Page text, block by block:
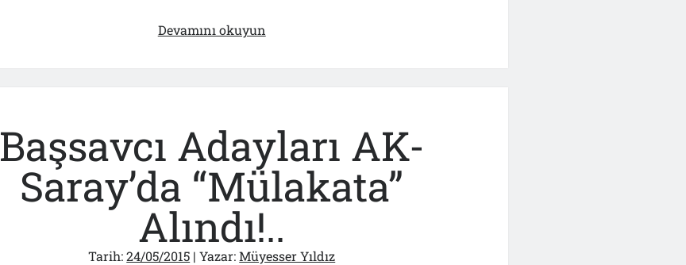
Devamını okuyun
Başsavcı Adayları AK-
Saray’da “Mülakata”
Alındı!..
Tarih:24/05/2015 | Yazar:Müyesser Yıldız